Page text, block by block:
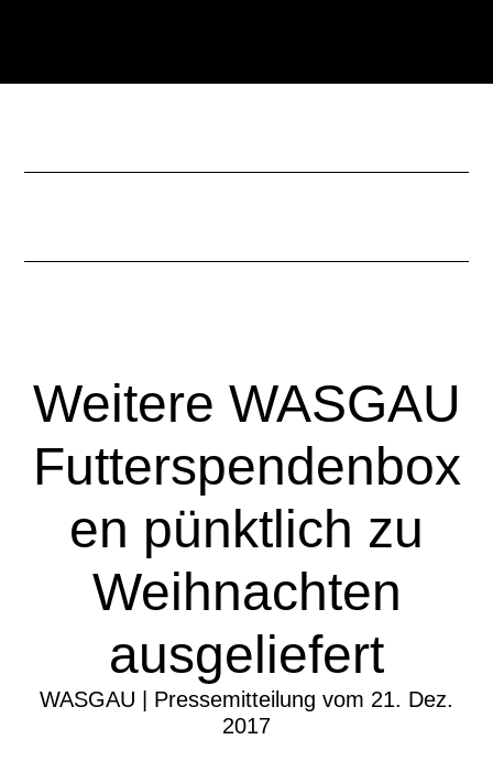
springen
springen
Weitere WASGAU
Futterspendenbox
en pünktlich zu
Weihnachten
ausgeliefert
WASGAU | Pressemitteilung vom 21. Dez.
2017